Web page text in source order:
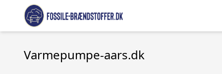
Varmepumpe-aars.dk